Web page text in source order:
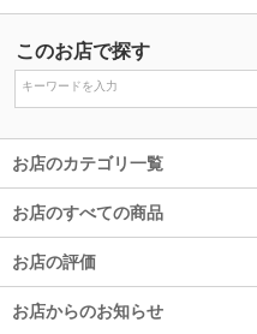
このお店で探す
お店のカテゴリ一覧
お店のすべての商品
お店の評価
お店からのお知らせ